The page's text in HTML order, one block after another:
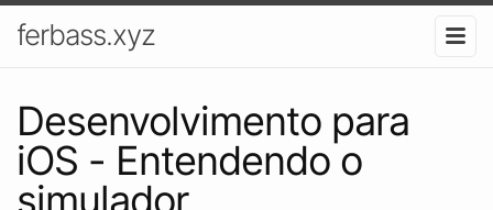
ferbass.xyz
Desenvolvimento para
iOS - Entendendo o
simulador